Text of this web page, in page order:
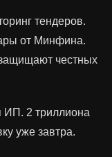
тендеров.
от Минфина.
честных
ИП. 2 триллиона
уже завтра.